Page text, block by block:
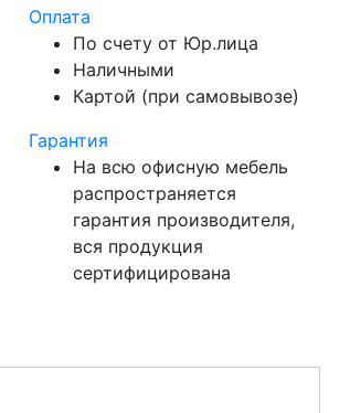
Оплата
По счету от Юр.лица
Наличными
Картой (при самовывозе)
Гарантия
На всю офисную мебель
распространяется
гарантия производителя,
вся продукция
сертифицирована